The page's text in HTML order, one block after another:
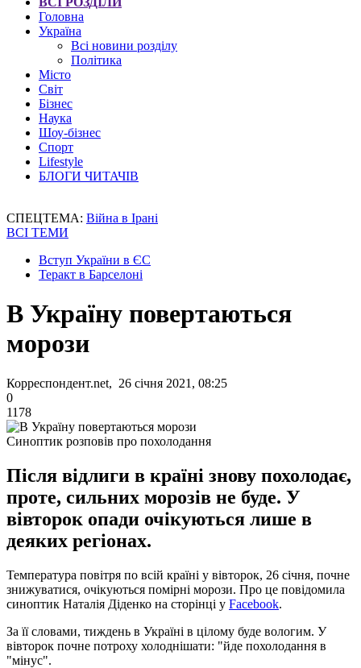
Головна
Україна
Всі новини розділу
Політика
Місто
Світ
Бізнес
Наука
Шоу-бізнес
Спорт
Lifestyle
БЛОГИ ЧИТАЧІВ
СПЕЦТЕМА: Війна в Ірані
ВСІ ТЕМИ
Вступ України в ЄС
Теракт в Барселоні
В Україну повертаються
морози
Корреспондент.net, 26 січня 2021, 08:25
0
1178
Синоптик розповів про похолодання
Після відлиги в країні знову похолодає,
проте, сильних морозів не буде. У
вівторок опади очікуються лише в
деяких регіонах.
Температура повітря по всій країні у вівторок, 26 січня, почне
знижуватися, очікуються помірні морози. Про це повідомила
синоптик Наталія Діденко на сторінці у Facebook.
За її словами, тиждень в Україні в цілому буде вологим. У
вівторок почне потроху холоднішати: "йде похолодання в
"мінус".